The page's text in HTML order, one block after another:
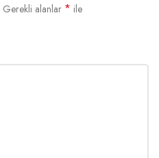
Gerekli alanlar * ile